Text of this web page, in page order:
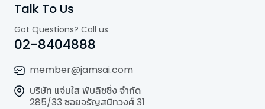
Talk To Us
Got Questions? Call us
02-8404888
member@jamsai.com
บริษัท แจ่มใส พับลิชชิ่ง จำกัด
285/33 ซอยจรัญสนิทวงศ์ 31